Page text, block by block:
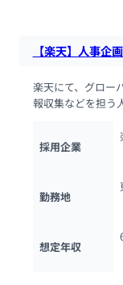
【楽天】人事企
楽天にて、グロー
報収集などを担う
採用企業
勤務地
想定年収